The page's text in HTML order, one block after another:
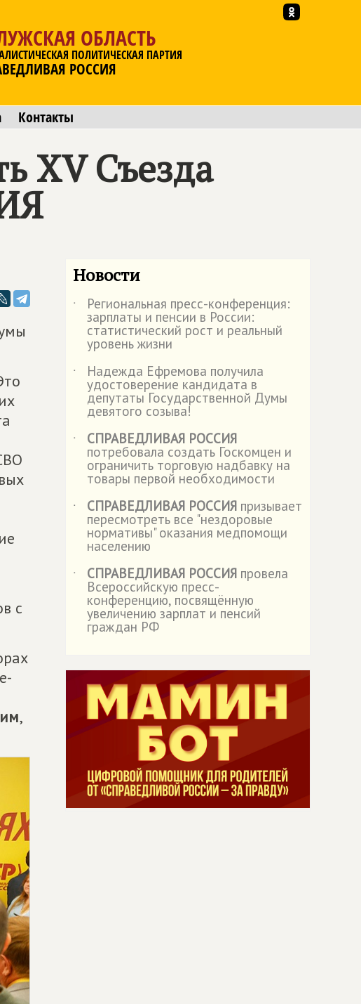
ОБЛАСТЬ
ПОЛИТИЧЕСКАЯ ПАРТИЯ
РОССИЯ
Контакты
XV Съезда
с
,
Новости
˙ Региональная пресс-конференция:
зарплаты и пенсии в России:
статистический рост и реальный
уровень жизни
˙
Надежда Ефремова получила
удостоверение кандидата в
депутаты Государственной Думы
девятого созыва!
˙
СПРАВЕДЛИВАЯ РОССИЯ
потребовала создать Госкомцен и
ограничить торговую надбавку на
товары первой необходимости
˙
СПРАВЕДЛИВАЯ РОССИЯ призывает
пересмотреть все "нездоровые
нормативы" оказания медпомощи
населению
˙
СПРАВЕДЛИВАЯ РОССИЯ провела
Всероссийскую пресс-
конференцию, посвящённую
увеличению зарплат и пенсий
граждан РФ